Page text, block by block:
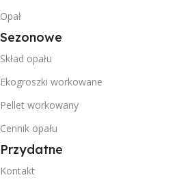
Opał
Sezonowe
Skład opału
Ekogroszki workowane
Pellet workowany
Cennik opału
Przydatne
Kontakt